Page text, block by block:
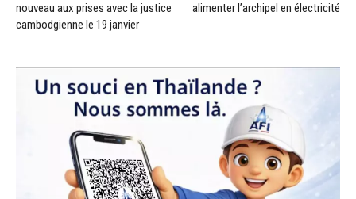
nouveau aux prises avec la justice
cambodgienne le 19 janvier
alimenter l’archipel en électricité